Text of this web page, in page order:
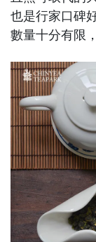
也是行家口碑
數量十分有限